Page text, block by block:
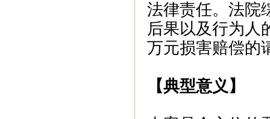
法律责任。法院
后果以及行为人
万元损害赔偿的
【典型意义】